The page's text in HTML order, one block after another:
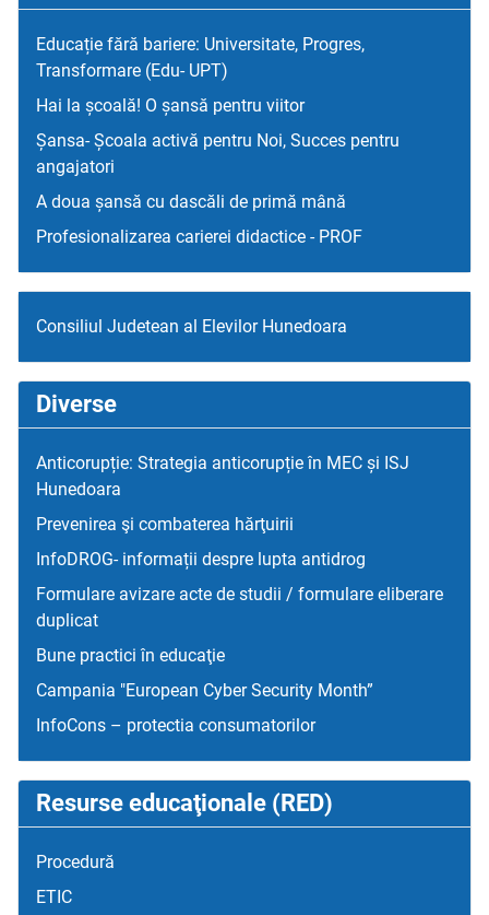
Educație fără bariere: Universitate, Progres,
Transformare (Edu- UPT)
Hai la școală! O șansă pentru viitor
Șansa- Școala activă pentru Noi, Succes pentru
angajatori
A doua șansă cu dascăli de primă mână
Profesionalizarea carierei didactice - PROF
Consiliul Judetean al Elevilor Hunedoara
Diverse
Anticorupție: Strategia anticorupție în MEC și ISJ
Hunedoara
Prevenirea şi combaterea hărţuirii
InfoDROG- informații despre lupta antidrog
Formulare avizare acte de studii / formulare eliberare
duplicat
Bune practici în educaţie
Campania "European Cyber Security Month”
InfoCons – protectia consumatorilor
Resurse educaţionale (RED)
Procedură
ETIC